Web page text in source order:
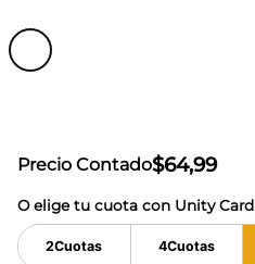
Precio Contado$64,99
O elige tu cuota con Unity Card
2Cuotas 4Cuotas